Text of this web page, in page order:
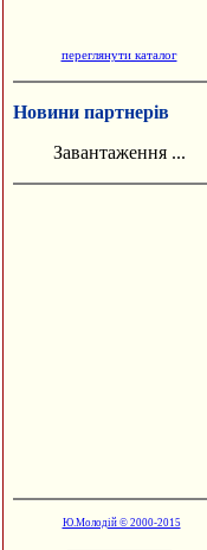
переглянути каталог
Новини партнерів
Завантаження ...
Ю.Молодій © 2000-2015